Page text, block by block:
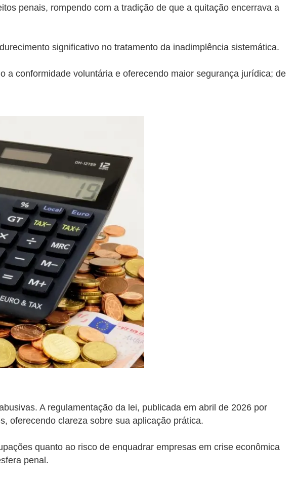
penais, rompendo com a tradição de que a quitação encerrava a
significativo no tratamento da inadimplência sistemática.
a conformidade voluntária e oferecendo maior segurança jurídica; de
A regulamentação da lei, publicada em abril de 2026 por
oferecendo clareza sobre sua aplicação prática.
quanto ao risco de enquadrar empresas em crise econômica
penal.